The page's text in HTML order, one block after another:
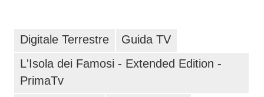
Digitale Terrestre
Guida TV
L'Isola dei Famosi - Extended Edition -
PrimaTv